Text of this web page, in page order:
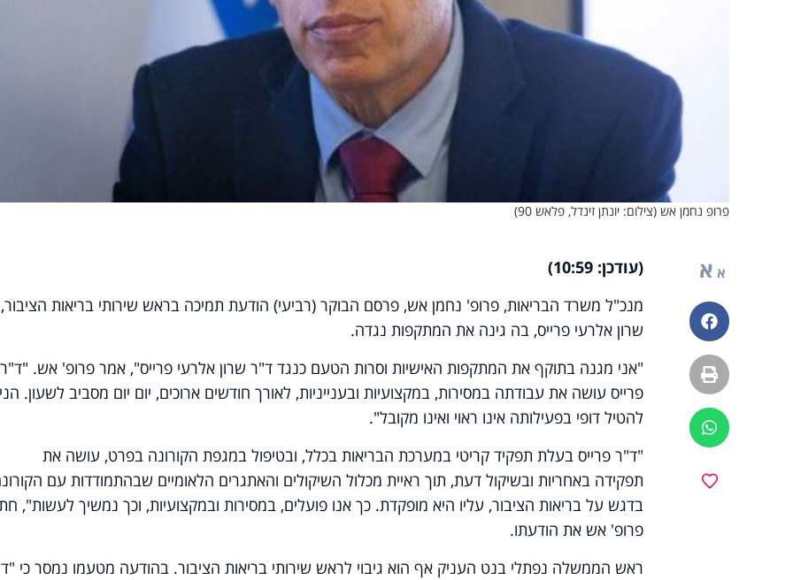
פרופ נחמן אש (צילום: יונתן זינדל, פלאש 90)
א א
פייסבוק
הדפסה
ווטסאפ
(עודכן: 10:59)
מנכ"ל משרד הבריאות, פרופ' נחמן אש, פרסם הבוקר (רביעי) הודעת תמיכה בראש שירותי בריאות
שרון אלרעי פרייס, בה גינה את המתקפות נגדה.
"אני מגנה בתוקף את המתקפות האישיות וסרות הטעם כנגד ד"ר שרון אלרעי פרייס", אמר פרופ' אש. "ד"ר
פרייס עושה את עבודתה במסירות, במקצועיות ובענייניות, לאורך חודשים ארוכים, יום יום מסביב לשעון.
להטיל דופי בפעילותה אינו ראוי ואינו מקובל".
"ד"ר פרייס בעלת תפקיד קריטי במערכת הבריאות בכלל, ובטיפול במגפת הקורונה בפרט, עושה את
תפקידה באחריות ובשיקול דעת, תוך ראיית מכלול השיקולים והאתגרים הלאומיים שבהתמודדות עם
בדגש על בריאות הציבור, עליו היא מופקדת. כך אנו פועלים, במסירות ובמקצועיות, וכך נמשיך לעשות",
פרופ' אש את הודעתו.
ראש הממשלה נפתלי בנט העניק אף הוא גיבוי לראש שירותי בריאות הציבור. בהודעה מטעמו נמסר כי